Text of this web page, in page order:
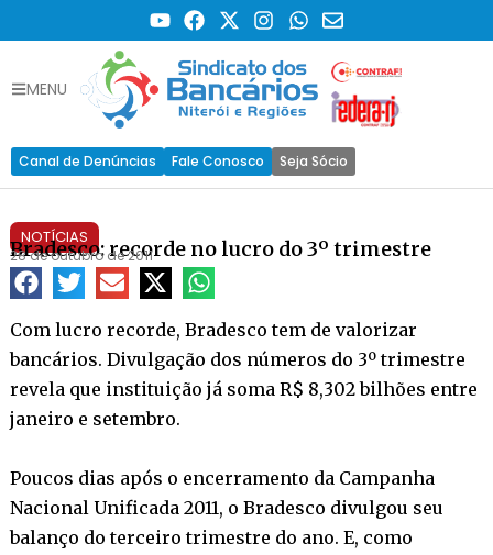
MENU
Canal de Denúncias Fale Conosco Seja Sócio
NOTÍCIAS
Bradesco: recorde no lucro do 3º trimestre
28 de outubro de 2011
Com lucro recorde, Bradesco tem de valorizar
bancários. Divulgação dos números do 3º trimestre
revela que instituição já soma R$ 8,302 bilhões entre
janeiro e setembro.
Poucos dias após o encerramento da Campanha
Nacional Unificada 2011, o Bradesco divulgou seu
balanço do terceiro trimestre do ano. E, como